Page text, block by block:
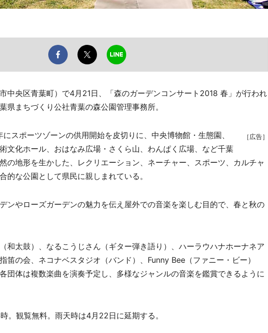
中央区青葉町）で4月21日、「森のガーデンコンサート2018 春」が行われ
県まちづくり公社青葉の森公園管理事務所。
［広告］
スポーツゾーンの供用開始を皮切りに、中央博物館・生態園、
文化ホール、おはなみ広場・さくら山、わんぱく広場、など千葉
の地形を生かした、レクリエーション、ネーチャー、スポーツ、カルチャ
的な公園として県民に親しまれている。
ンやローズガーデンの魅力を伝え屋外での音楽を楽しむ目的で、春と秋の
和太鼓）、なるこうじさん（ギター弾き語り）、ハーラウハナホーナネア
笛の会、ネコナベスタジオ（バンド）、Funny Bee（ファニー・ビー）
団体は複数楽曲を演奏予定し、多様なジャンルの音楽を鑑賞できるように
。観覧無料。雨天時は4月22日に延期する。